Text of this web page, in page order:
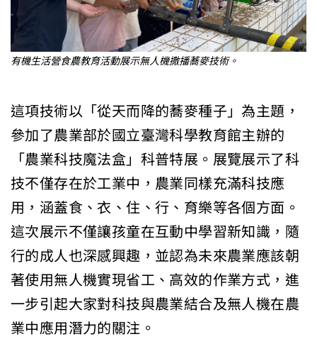
有機生活營食農教育活動展示無人機撒播蕎麥技術。
這項技術以「從天而降的蕎麥種子」為主題，
參加了農業部於國立臺灣科學教育館主辦的
「農業科技魔法盒」科普特展。展覽展示了科
技不僅存在於工業中，農業同樣充滿科技應
用，涵蓋食、衣、住、行、育樂等各個方面。
這次展示不僅讓孩童在互動中學習新知識，隨
行的成人也深感興趣，並認為未來農業應該朝
著使用無人機實現省工、高效的作業方式，進
一步引起大家對科技與農業結合及無人機在農
業中應用潛力的關注。